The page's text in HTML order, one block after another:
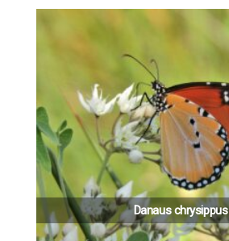
Danaus chrysippus